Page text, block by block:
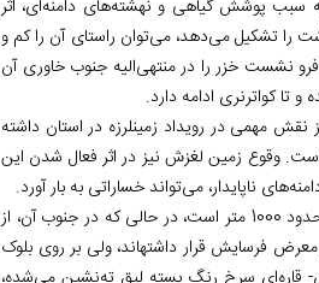
سبب پوشش گیاهی و نهشته‌های دامنه‌ای، اثر
را تشکیل می‌دهد، می‌توان راستای آن را کم و
فرو نشست خزر را در منتهی‌الیه جنوب خاوری آن
مهمی در رویداد زمین‏لرزه در استان داشته
وقوع زمین لغزش نیز در اثر فعال شدن این
گسل مراوه‏تپه: بر روی این گسل، پوشش لس وجود دارد. در شمال گسل، ضخامت سازند آیتامیر حدود 1000 متر است، در حالی که در جنوب آن، از
چند ده متر تجاوز نمی‎کند. بنابراین، از کامپانین تا ماستریشتین، همه بلوک‌های جنوب این گسل در معرض فرسایش قرار داشته‎اند، ولی بر روی بلوک